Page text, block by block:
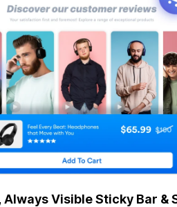
Visible Sticky Bar &